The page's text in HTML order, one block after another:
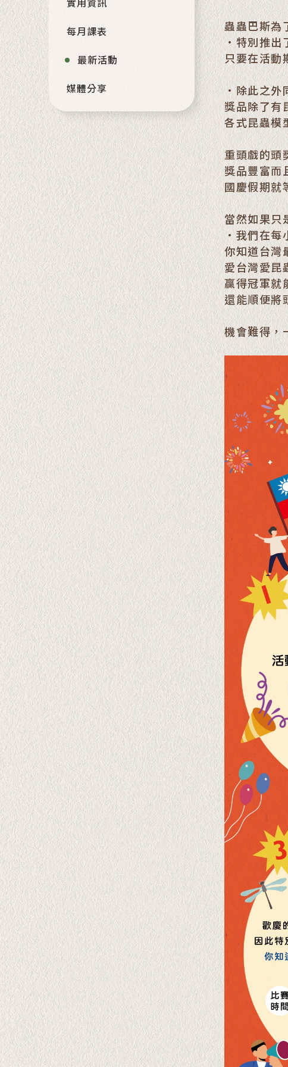
每月課表
最新活動
媒體分享
蟲蟲巴斯為
•特別推出
只要在活
•除此之外
獎品除了有
各式昆蟲模
重頭戲的頭
獎品豐富而
國慶假期就
當然如果只
•我們在每
你知道台灣
愛台灣愛昆
贏得冠軍就
還能順便將
機會難得，